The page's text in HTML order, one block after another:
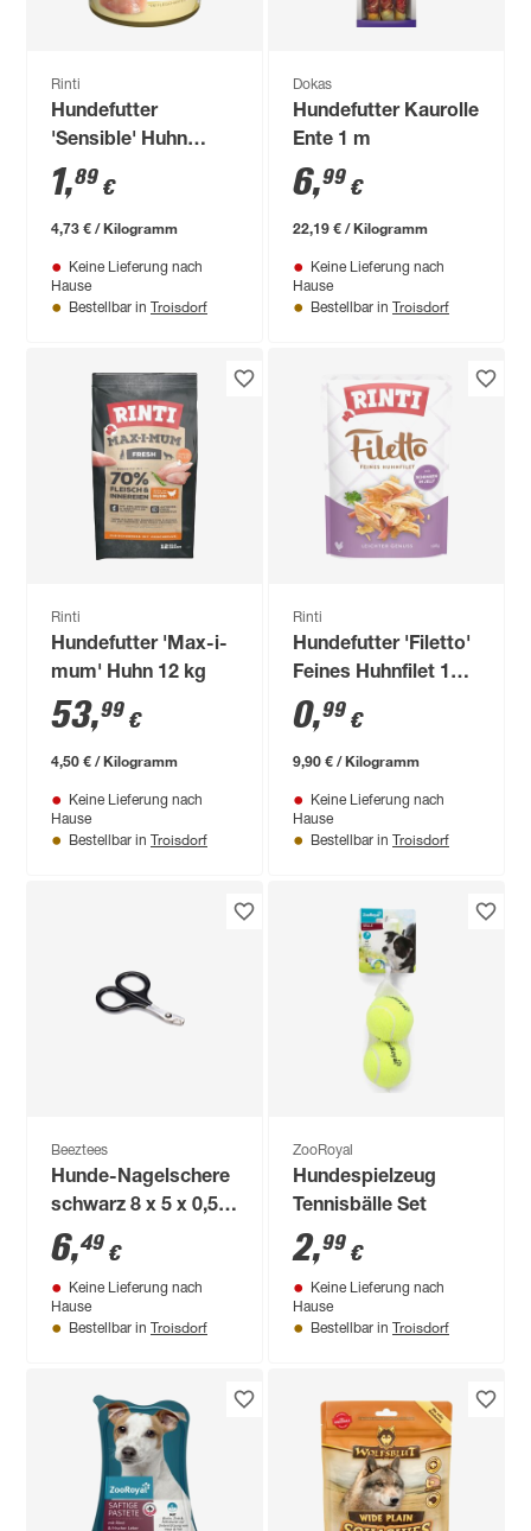
Rinti
Hundefutter
'Sensible' Huhn
Kartoffel 400 g
1,89 €
4,73 € / Kilogramm
Keine Lieferung nach
Hause
Bestellbar in Troisdorf
Dokas
Hundefutter Kaurolle
Ente 1 m
6,99 €
22,19 € / Kilogramm
Keine Lieferung nach
Hause
Bestellbar in Troisdorf
Rinti
Hundefutter 'Max-i-
mum' Huhn 12 kg
53,99 €
4,50 € / Kilogramm
Keine Lieferung nach
Hause
Bestellbar in Troisdorf
Rinti
Hundefutter 'Filetto'
Feines Huhnfilet 100
g
0,99 €
9,90 € / Kilogramm
Keine Lieferung nach
Hause
Bestellbar in Troisdorf
Beeztees
Hunde-Nagelschere
schwarz 8 x 5 x 0,5
cm
6,49 €
Keine Lieferung nach
Hause
Bestellbar in Troisdorf
ZooRoyal
Hundespielzeug
Tennisbälle Set
2,99 €
Keine Lieferung nach
Hause
Bestellbar in Troisdorf